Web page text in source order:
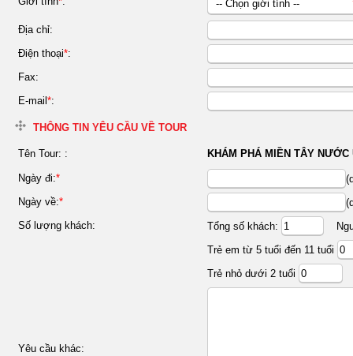
-- Chọn giới tính --
Địa chỉ:
Điện thoại*:
Fax:
E-mail *:
THÔNG TIN YÊU CẦU VỀ TOUR
Tên Tour: : KHÁM PHÁ MIỀN TÂY NƯỚC
Ngày đi:*
Ngày về:*
Số lượng khách:
Tổng số khách:
Trẻ em từ 5 tuổi đến 11 tuổi
Trẻ nhỏ dưới 2 tuổi
Yêu cầu khác: